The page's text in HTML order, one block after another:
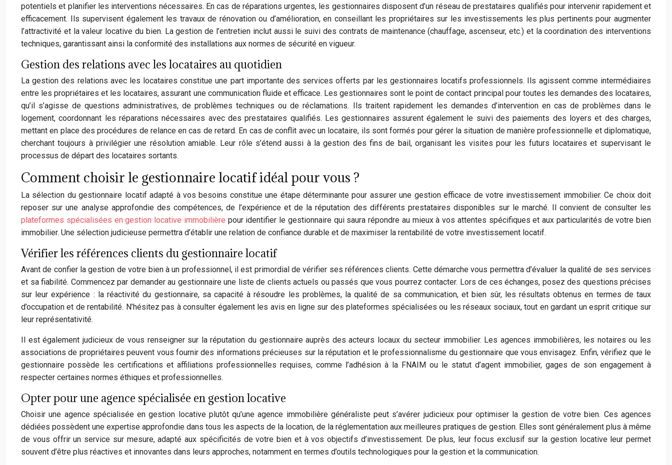
potentiels et planifier les interventions nécessaires. En cas de réparations urgentes, les gestionnaires disposent d’un réseau de prestataires qualifiés pour intervenir rapidement et
efficacement. Ils supervisent également les travaux de rénovation ou d’amélioration, en conseillant les propriétaires sur les investissements les plus pertinents pour augmenter
l’attractivité et la valeur locative du bien. La gestion de l’entretien inclut aussi le suivi des contrats de maintenance (chauffage, ascenseur, etc.) et la coordination des interventions
techniques, garantissant ainsi la conformité des installations aux normes de sécurité en vigueur.
Gestion des relations avec les locataires au quotidien
La gestion des relations avec les locataires constitue une part importante des services offerts par les gestionnaires locatifs professionnels. Ils agissent comme intermédiaires
entre les propriétaires et les locataires, assurant une communication fluide et efficace. Les gestionnaires sont le point de contact principal pour toutes les demandes des locataires,
qu’il s’agisse de questions administratives, de problèmes techniques ou de réclamations. Ils traitent rapidement les demandes d’intervention en cas de problèmes dans le
logement, coordonnant les réparations nécessaires avec des prestataires qualifiés. Les gestionnaires assurent également le suivi des paiements des loyers et des charges,
mettant en place des procédures de relance en cas de retard. En cas de conflit avec un locataire, ils sont formés pour gérer la situation de manière professionnelle et diplomatique,
cherchant toujours à privilégier une résolution amiable. Leur rôle s’étend aussi à la gestion des fins de bail, organisant les visites pour les futurs locataires et supervisant le
processus de départ des locataires sortants.
Comment choisir le gestionnaire locatif idéal pour vous ?
La sélection du gestionnaire locatif adapté à vos besoins constitue une étape déterminante pour assurer une gestion efficace de votre investissement immobilier. Ce choix doit
reposer sur une analyse approfondie des compétences, de l’expérience et de la réputation des différents prestataires disponibles sur le marché. Il convient de consulter les
plateformes spécialisées en gestion locative immobilière pour identifier le gestionnaire qui saura répondre au mieux à vos attentes spécifiques et aux particularités de votre bien
immobilier. Une sélection judicieuse permettra d’établir une relation de confiance durable et de maximiser la rentabilité de votre investissement locatif.
Vérifier les références clients du gestionnaire locatif
Avant de confier la gestion de votre bien à un professionnel, il est primordial de vérifier ses références clients. Cette démarche vous permettra d’évaluer la qualité de ses services
et sa fiabilité. Commencez par demander au gestionnaire une liste de clients actuels ou passés que vous pourrez contacter. Lors de ces échanges, posez des questions précises
sur leur expérience : la réactivité du gestionnaire, sa capacité à résoudre les problèmes, la qualité de sa communication, et bien sûr, les résultats obtenus en termes de taux
d’occupation et de rentabilité. N’hésitez pas à consulter également les avis en ligne sur des plateformes spécialisées ou les réseaux sociaux, tout en gardant un esprit critique sur
leur représentativité.
Il est également judicieux de vous renseigner sur la réputation du gestionnaire auprès des acteurs locaux du secteur immobilier. Les agences immobilières, les notaires ou les
associations de propriétaires peuvent vous fournir des informations précieuses sur la réputation et le professionnalisme du gestionnaire que vous envisagez. Enfin, vérifiez que le
gestionnaire possède les certifications et affiliations professionnelles requises, comme l’adhésion à la FNAIM ou le statut d’agent immobilier, gages de son engagement à
respecter certaines normes éthiques et professionnelles.
Opter pour une agence spécialisée en gestion locative
Choisir une agence spécialisée en gestion locative plutôt qu’une agence immobilière généraliste peut s’avérer judicieux pour optimiser la gestion de votre bien. Ces agences
dédiées possèdent une expertise approfondie dans tous les aspects de la location, de la réglementation aux meilleures pratiques de gestion. Elles sont généralement plus à même
de vous offrir un service sur mesure, adapté aux spécificités de votre bien et à vos objectifs d’investissement. De plus, leur focus exclusif sur la gestion locative leur permet
souvent d’être plus réactives et innovantes dans leurs approches, notamment en termes d’outils technologiques pour la gestion et la communication.